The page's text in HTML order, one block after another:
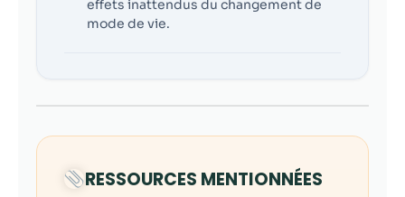
effets inattendus du changement de
mode de vie.
RESSOURCES MENTIONNÉES